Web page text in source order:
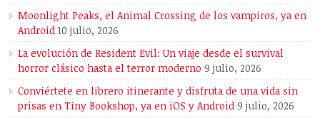
Moonlight Peaks, el Animal Crossing de los vampiros, ya en
Android 10 julio, 2026
La evolución de Resident Evil: Un viaje desde el survival
horror clásico hasta el terror moderno 9 julio, 2026
Conviértete en librero itinerante y disfruta de una vida sin
prisas en Tiny Bookshop, ya en iOS y Android 9 julio, 2026